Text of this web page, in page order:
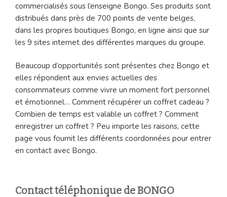
commercialisés sous l’enseigne Bongo. Ses produits sont
distribués dans près de 700 points de vente belges,
dans les propres boutiques Bongo, en ligne ainsi que sur
les 9 sites internet des différentes marques du groupe.
Beaucoup d’opportunités sont présentes chez Bongo et
elles répondent aux envies actuelles des
consommateurs comme vivre un moment fort personnel
et émotionnel… Comment récupérer un coffret cadeau ?
Combien de temps est valable un coffret ? Comment
enregistrer un coffret ? Peu importe les raisons, cette
page vous fournit les différents coordonnées pour entrer
en contact avec Bongo.
Contact téléphonique de BONGO